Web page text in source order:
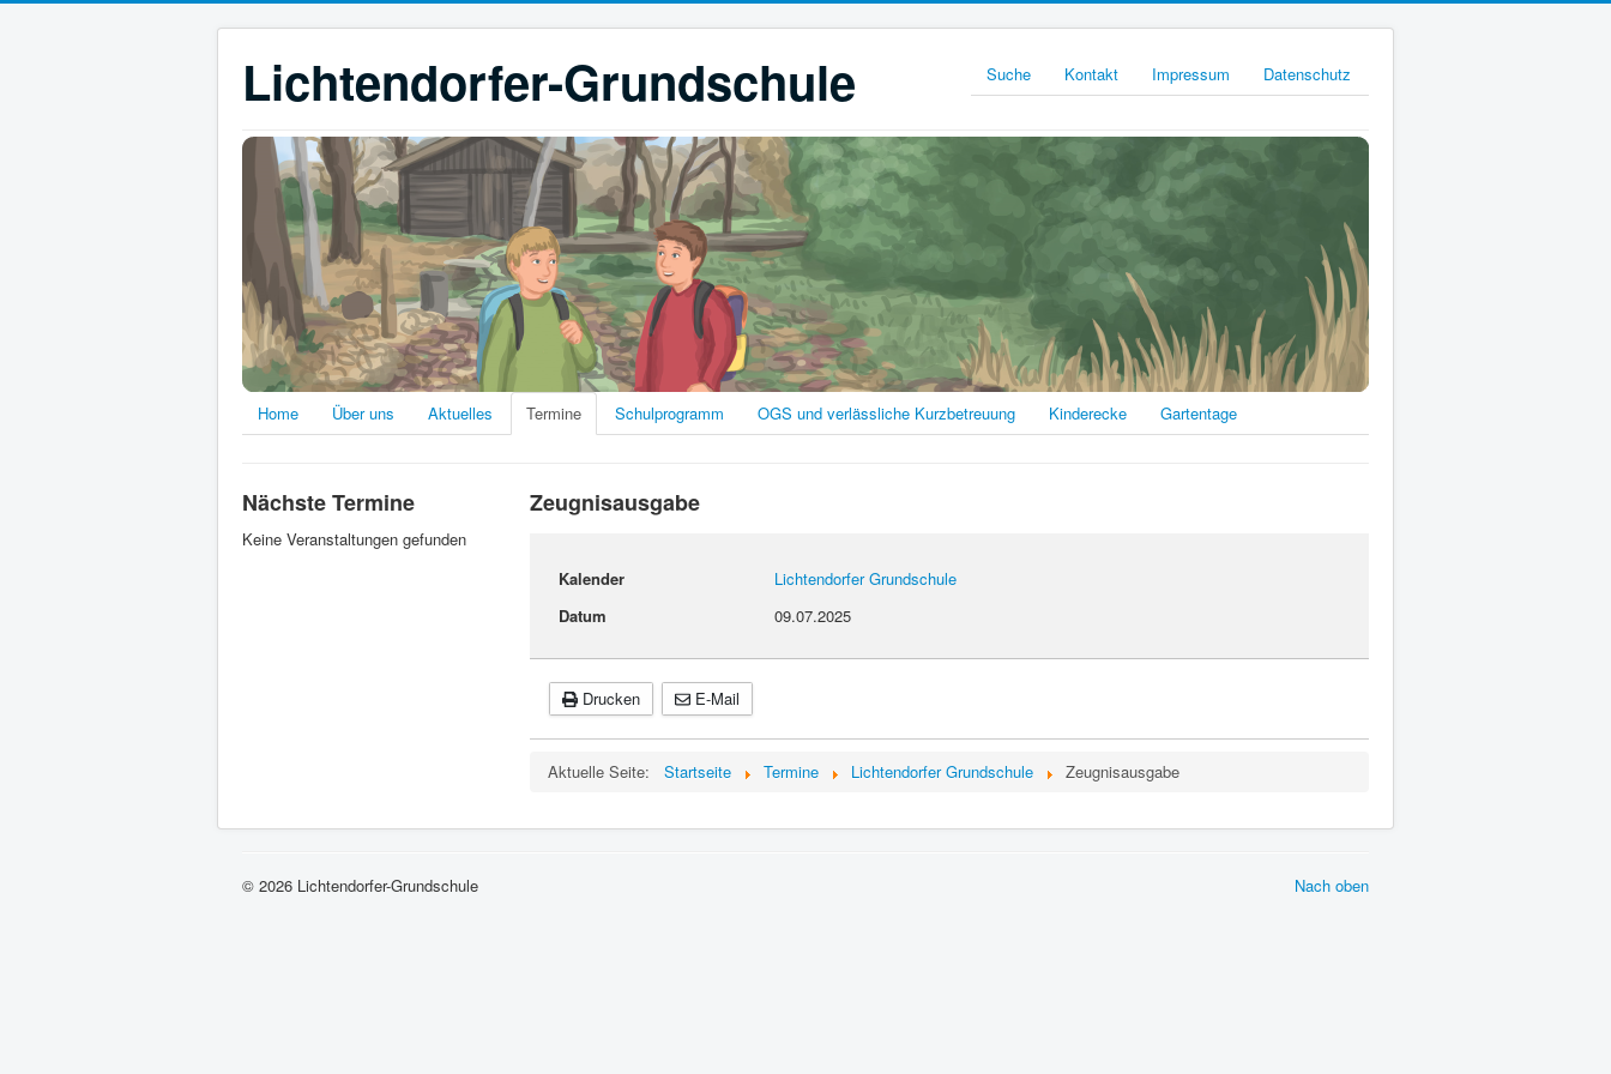
Lichtendorfer-Grundschule Suche Kontakt Impressum Datenschutz
Home Über uns Aktuelles Termine Schulprogramm OGS und verlässliche Kurzbetreuung Kinderecke Gartentage
Nächste Termine
Keine Veranstaltungen gefunden
Zeugnisausgabe
Kalender
Lichtendorfer Grundschule
Datum
09.07.2025
Drucken E-Mail
Aktuelle Seite: Startseite Termine Lichtendorfer Grundschule Zeugnisausgabe
Nach oben
© 2026 Lichtendorfer-Grundschule